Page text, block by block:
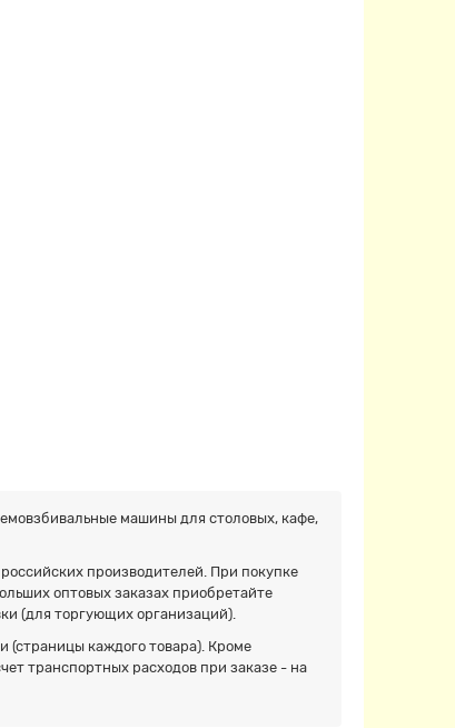
машины для столовых, кафе,
производителей. При покупке
оптовых заказах приобретайте
(для торгующих организаций).
(страницы каждого товара). Кроме
транспортных расходов при заказе - на